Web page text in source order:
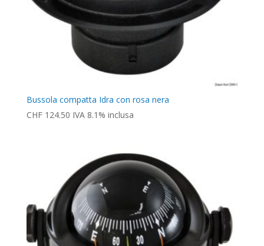
Bussola compatta Idra con rosa nera
CHF124.50 IVA 8.1% inclusa